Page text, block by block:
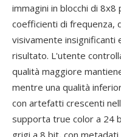
immagini in blocchi di
coefficienti di frequenza,
visivamente insignificanti
risultato. L'utente
qualità maggiore
mentre una qualità
con artefatti crescenti
supporta true color a 24
grigi a 8 bit, con